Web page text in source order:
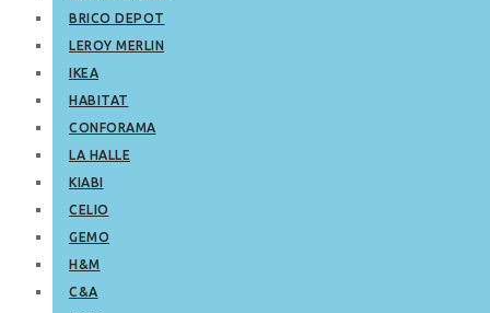
BRICO DEPOT
LEROY MERLIN
IKEA
HABITAT
CONFORAMA
LA HALLE
KIABI
CELIO
GEMO
H&M
C&A